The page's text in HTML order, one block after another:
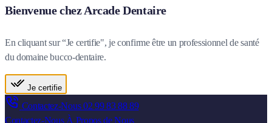
Bienvenue chez Arcade Dentaire
En cliquant sur “Je certifie", je confirme être un professionnel de santé
du domaine bucco-dentaire.
Je certifie
Contactez-Nous02 99 83 88 89
Contactez-Nous À Propos de Nous